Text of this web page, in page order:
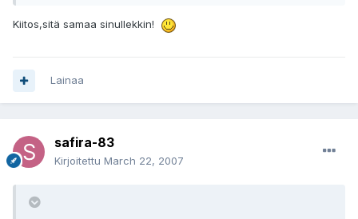
Kiitos,sitä samaa sinullekkin!
Lainaa
safira-83
Kirjoitettu March 22, 2007